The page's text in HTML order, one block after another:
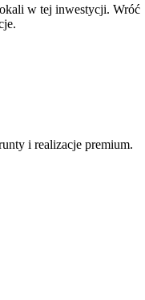
w tej inwestycji. Wróć
i realizacje premium.